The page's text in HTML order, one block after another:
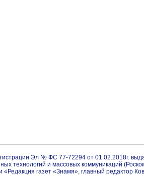
Эл № ФС 77-72294 от 01.02.2018г.
технологий и массовых коммуникаций
«Редакция газет «Знамя», главный редактор